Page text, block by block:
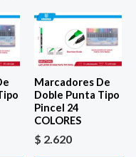
Marcadores De
Doble Punta Tipo
Pincel 24
COLORES
$ 2.620